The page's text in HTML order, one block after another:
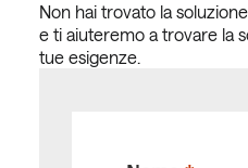
Non hai trovato la
e ti aiuteremo a trovare la
tue esigenze.